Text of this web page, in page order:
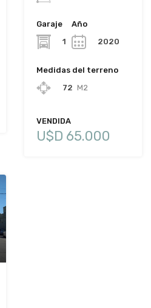
Garaje
1
Año
2020
Medidas del terreno
72 M2
VENDIDA
U$D 65.000